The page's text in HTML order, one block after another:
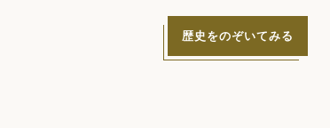
歴史をのぞいてみる